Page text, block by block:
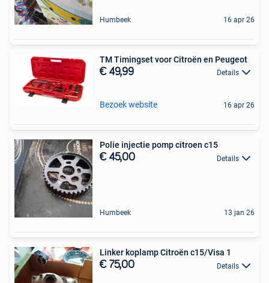
Humbeek 16 apr 26
TM Timingset voor Citroën en Peugeot
€ 49,99 Details
Bezoek website 16 apr 26
Polie injectie pomp citroen c15
€ 45,00 Details
Humbeek 13 jan 26
Linker koplamp Citroën c15/Visa 1
€ 75,00 Details